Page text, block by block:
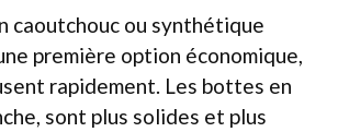
caoutchouc ou synthétique
première option économique,
rapidement. Les bottes en
sont plus solides et plus